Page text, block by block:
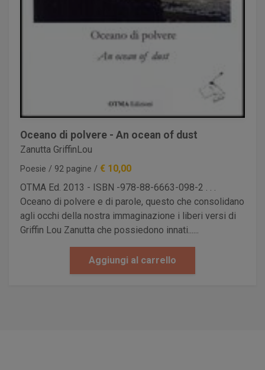
Oceano di polvere - An ocean of dust
Zanutta GriffinLou
Poesie / 92 pagine /€ 10,00
OTMA Ed. 2013 - ISBN -978-88-6663-098-2 . . .
Oceano di polvere e di parole, questo che consolidano
agli occhi della nostra immaginazione i liberi versi di
Griffin Lou Zanutta che possiedono innati......
Aggiungi al carrello